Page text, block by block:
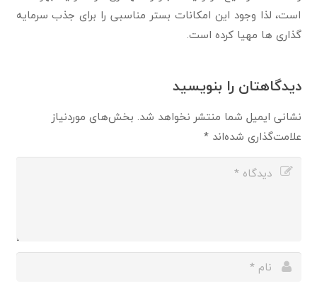
است، لذا وجود این امکانات بستر مناسبی را برای جذب سرمایه
گذاری ها مهیا کرده است.
دیدگاهتان را بنویسید
نشانی ایمیل شما منتشر نخواهد شد. بخش‌های موردنیاز
علامت‌گذاری شده‌اند*